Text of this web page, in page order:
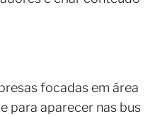
focadas em área
para aparecer nas bus